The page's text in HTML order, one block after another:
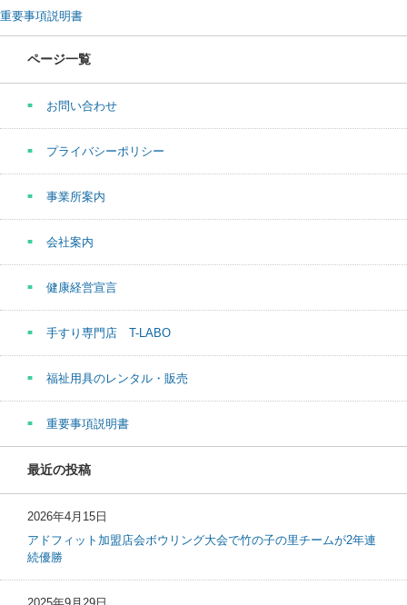
重要事項説明書
ページ一覧
お問い合わせ
プライバシーポリシー
事業所案内
会社案内
健康経営宣言
手すり専門店 T-LABO
福祉用具のレンタル・販売
重要事項説明書
最近の投稿
2026年4月15日
アドフィット加盟店会ボウリング大会で竹の子の里チームが2年連
続優勝